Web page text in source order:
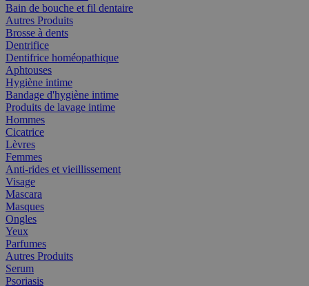
Bain de bouche et fil dentaire
Autres Produits
Brosse à dents
Dentrifice
Dentifrice homéopathique
Aphtouses
Hygiène intime
Bandage d'hygiène intime
Produits de lavage intime
Hommes
Cicatrice
Lèvres
Femmes
Anti-rides et vieillissement
Visage
Mascara
Masques
Ongles
Yeux
Parfumes
Autres Produits
Serum
Psoriasis